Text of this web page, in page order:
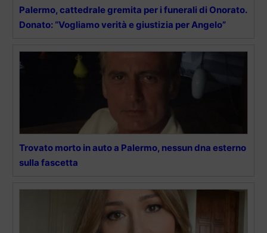
Palermo, cattedrale gremita per i funerali di Onorato.
Donato: “Vogliamo verità e giustizia per Angelo”
Trovato morto in auto a Palermo, nessun dna esterno
sulla fascetta